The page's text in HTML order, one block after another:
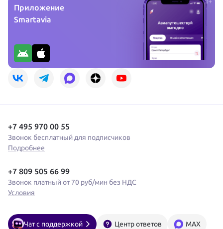
Приложение
Smartavia
+7 495 970 00 55
Звонок бесплатный для подписчиков
Подробнее
+7 809 505 66 99
Звонок платный от 70 руб/мин без НДС
Условия
Чат с поддержкой Центр ответов MAX